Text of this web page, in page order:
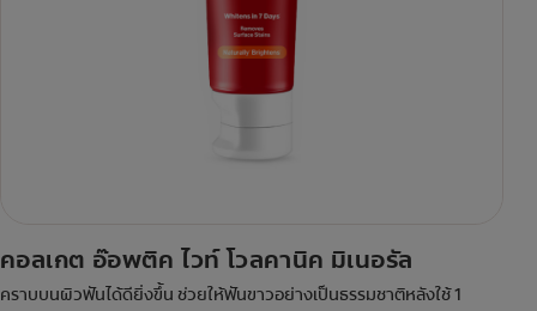
คอลเกต อ๊อพติค ไวท์ โวลคานิค มิเนอรัล
คราบบนผิวฟันได้ดียิ่งขึ้น ช่วยให้ฟันขาวอย่างเป็นธรรมชาติหลังใช้ 1